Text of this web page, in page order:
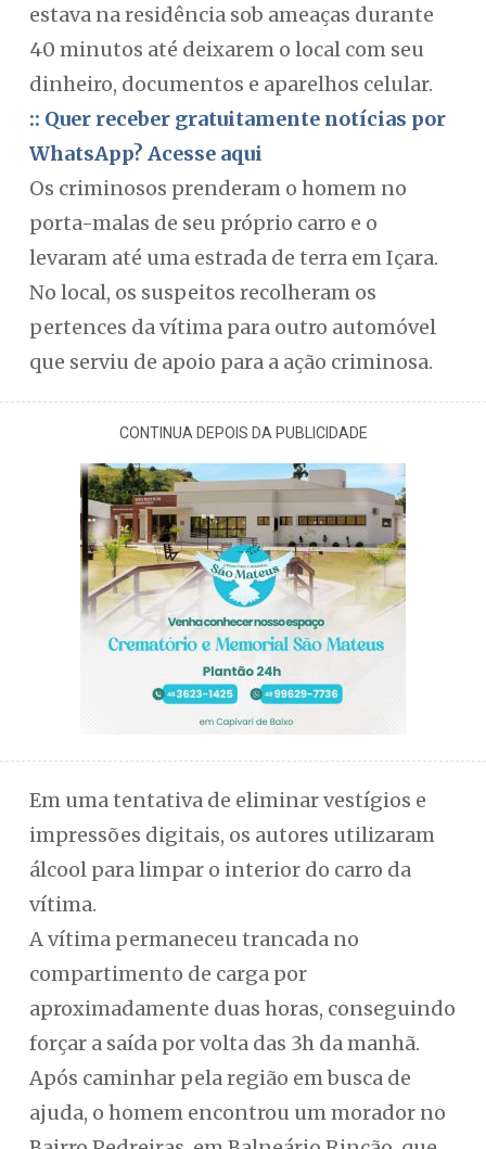
estava na residência sob ameaças durante
40 minutos até deixarem o local com seu
dinheiro, documentos e aparelhos celular.
:: Quer receber gratuitamente notícias por
WhatsApp? Acesse aqui
Os criminosos prenderam o homem no
porta-malas de seu próprio carro e o
levaram até uma estrada de terra em Içara.
No local, os suspeitos recolheram os
pertences da vítima para outro automóvel
que serviu de apoio para a ação criminosa.
CONTINUA DEPOIS DA PUBLICIDADE
Em uma tentativa de eliminar vestígios e
impressões digitais, os autores utilizaram
álcool para limpar o interior do carro da
vítima.
A vítima permaneceu trancada no
compartimento de carga por
aproximadamente duas horas, conseguindo
forçar a saída por volta das 3h da manhã.
Após caminhar pela região em busca de
ajuda, o homem encontrou um morador no